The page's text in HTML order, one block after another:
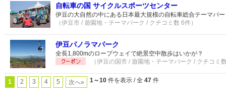
自転車の国 サイクルスポーツセンター
伊豆の大自然の中にある日本最大規模の自転車総合テーマパ
（伊豆市 / 遊園地・テーマパーク / クチコミ数 6件）
伊豆パノラマパーク
全長1,800mのロープウェイで絶景空中散歩はいかが？
（伊豆の国市 / 遊園地・テーマパーク / クチコミ
1 2 3 4 5 次へ» 1～10 件を表示 / 全 47 件